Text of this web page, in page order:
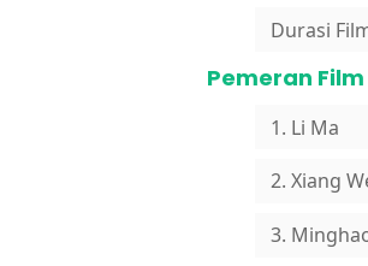
Durasi
Pemeran
1. Li Ma
2. Xiang
3.